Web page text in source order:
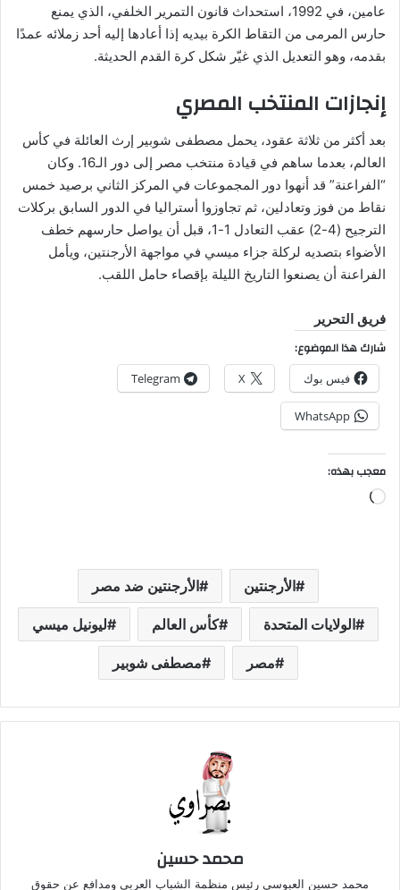
عامين، في 1992، استحداث قانون التمرير الخلفي، الذي يمنع
حارس المرمى من التقاط الكرة بيديه إذا أعادها إليه أحد زملائه عمدًا
بقدمه، وهو التعديل الذي غيّر شكل كرة القدم الحديثة.
إنجازات المنتخب المصري
بعد أكثر من ثلاثة عقود، يحمل مصطفى شوبير إرث العائلة في كأس
العالم، بعدما ساهم في قيادة منتخب مصر إلى دور الـ16. وكان
“الفراعنة” قد أنهوا دور المجموعات في المركز الثاني برصيد خمس
نقاط من فوز وتعادلين، ثم تجاوزوا أستراليا في الدور السابق بركلات
الترجيح (4-2) عقب التعادل 1-1، قبل أن يواصل حارسهم خطف
الأضواء بتصديه لركلة جزاء ميسي في مواجهة الأرجنتين، ويأمل
الفراعنة أن يصنعوا التاريخ الليلة بإقصاء حامل اللقب.
فريق التحرير
شارك هذا الموضوع:
فيس بوك X
Telegram
WhatsApp
معجب بهذه:
جاري
الأرجنتين الأرجنتين ضد مصر
الولايات المتحدة كأس العالم ليونيل ميسي
مصر مصطفى شوبير
محمد حسين
محمد حسين العبوسي رئيس منظمة الشباب العربي ومدافع عن حقوق